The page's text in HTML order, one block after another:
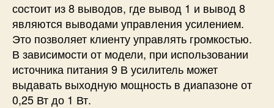
и
н
о
в
к
а
,
состоит из 8 выводов, где вывод 1 и вывод 8
являются выводами управления усилением.
Это позволяет клиенту управлять громкостью.
В зависимости от модели, при использовании
источника питания 9 В усилитель может
выдавать выходную мощность в диапазоне от
0,25 Вт до 1 Вт.